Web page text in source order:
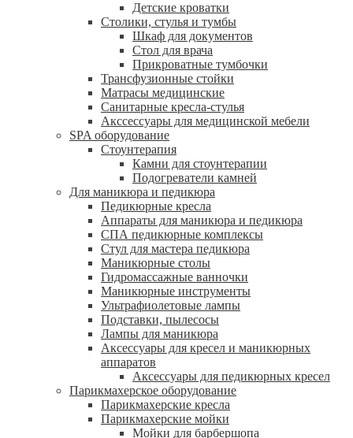
Детские кроватки
Столики, стулья и тумбы
Шкаф для документов
Стол для врача
Прикроватные тумбочки
Трансфузионные стойки
Матрасы медицинские
Санитарные кресла-стулья
Акссессуары для медицинской мебели
SPA оборудование
Стоунтерапия
Камни для стоунтерапии
Подогреватели камней
Для маникюра и педикюра
Педикюрные кресла
Аппараты для маникюра и педикюра
СПА педикюрные комплексы
Стул для мастера педикюра
Маникюрные столы
Гидромассажные ванночки
Маникюрные инструменты
Ультрафиолетовые лампы
Подставки, пылесосы
Лампы для маникюра
Аксессуары для кресел и маникюрных
аппаратов
Аксессуары для педикюрных кресел
Парикмахерское оборудование
Парикмахерские кресла
Парикмахерские мойки
Мойки для барбершопа